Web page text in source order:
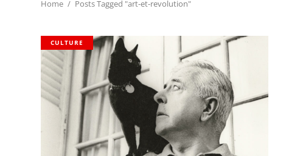
Home Posts Tagged "art-et-revolution"
CULTURE